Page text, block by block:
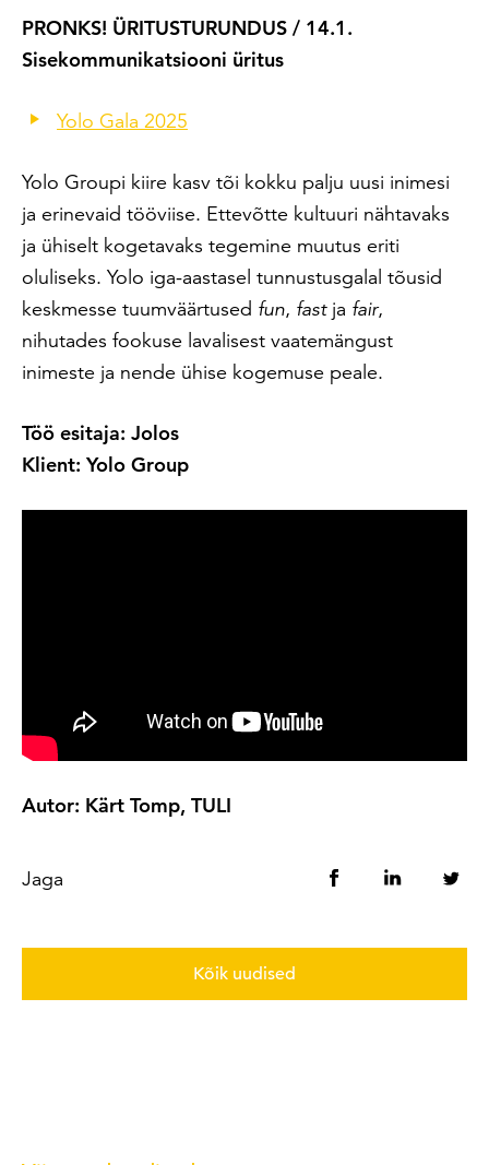
PRONKS! ÜRITUSTURUNDUS / 14.1.
Sisekommunikatsiooni üritus
Yolo Gala 2025
Yolo Groupi kiire kasv tõi kokku palju uusi inimesi
ja erinevaid tööviise. Ettevõtte kultuuri nähtavaks
ja ühiselt kogetavaks tegemine muutus eriti
oluliseks. Yolo iga-aastasel tunnustusgalal tõusid
keskmesse tuumväärtused fun, fastja fair,
nihutades fookuse lavalisest vaatemängust
inimeste ja nende ühise kogemuse peale.
Töö esitaja: Jolos
Klient: Yolo Group
Autor: Kärt Tomp, TULI
Jaga
Kõik uudised